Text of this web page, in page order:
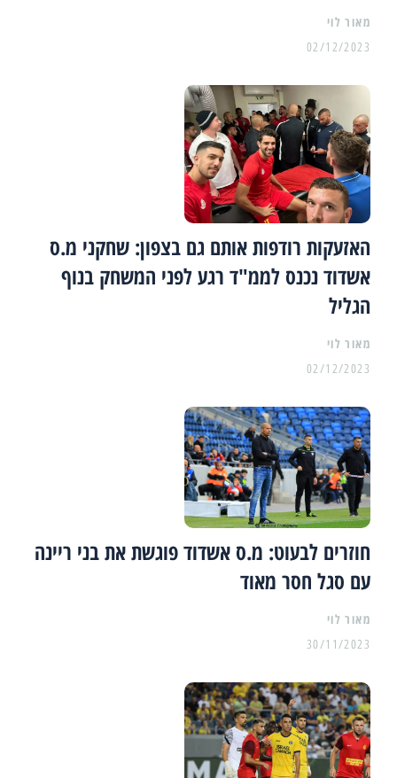
מאור לוי
02/12/2023
האזעקות רודפות אותם גם בצפון: שחקני מ.ס
אשדוד נכנס לממ"ד רגע לפני המשחק בנוף
הגליל
מאור לוי
02/12/2023
חוזרים לבעוט: מ.ס אשדוד פוגשת את בני ריינה
עם סגל חסר מאוד
מאור לוי
30/11/2023